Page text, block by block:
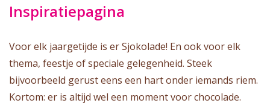
Inspiratiepagina
Voor elk jaargetijde is er Sjokolade! En ook voor elk
thema, feestje of speciale gelegenheid. Steek
bijvoorbeeld gerust eens een hart onder iemands riem.
Kortom: er is altijd wel een moment voor chocolade.